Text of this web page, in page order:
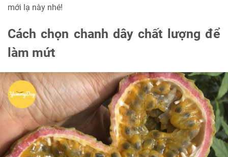
mới lạ này nhé!
Cách chọn chanh dây chất lượng để
làm mứt